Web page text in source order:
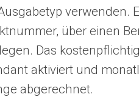
verwenden.
über einen
Das
aktiviert und
abgerechnet.